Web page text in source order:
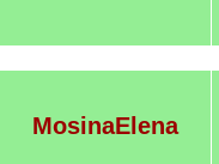
MosinaElena